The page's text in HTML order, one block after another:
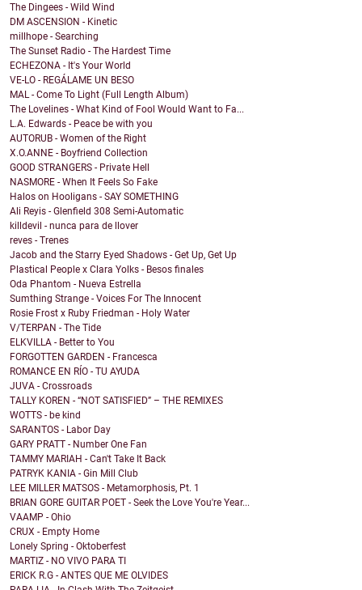
The Dingees - Wild Wind
DM ASCENSION - Kinetic
millhope - Searching
The Sunset Radio - The Hardest Time
ECHEZONA - It's Your World
VE-LO - REGÁLAME UN BESO
MAL - Come To Light (Full Length Album)
The Lovelines - What Kind of Fool Would Want to Fa...
L.A. Edwards - Peace be with you
AUTORUB - Women of the Right
X.O.ANNE - Boyfriend Collection
GOOD STRANGERS - Private Hell
NASMORE - When It Feels So Fake
Halos on Hooligans - SAY SOMETHING
Ali Reyis - Glenfield 308 Semi-Automatic
killdevil - nunca para de llover
reves - Trenes
Jacob and the Starry Eyed Shadows - Get Up, Get Up
Plastical People x Clara Yolks - Besos finales
Oda Phantom - Nueva Estrella
Sumthing Strange - Voices For The Innocent
Rosie Frost x Ruby Friedman - Holy Water
V/TERPAN - The Tide
ELKVILLA - Better to You
FORGOTTEN GARDEN - Francesca
ROMANCE EN RÍO - TU AYUDA
JUVA - Crossroads
TALLY KOREN - “NOT SATISFIED” – THE REMIXES
WOTTS - be kind
SARANTOS - Labor Day
GARY PRATT - Number One Fan
TAMMY MARIAH - Can't Take It Back
PATRYK KANIA - Gin Mill Club
LEE MILLER MATSOS - Metamorphosis, Pt. 1
BRIAN GORE GUITAR POET - Seek the Love You're Year...
VAAMP - Ohio
CRUX - Empty Home
Lonely Spring - Oktoberfest
MARTIZ - NO VIVO PARA TI
ERICK R.G - ANTES QUE ME OLVIDES